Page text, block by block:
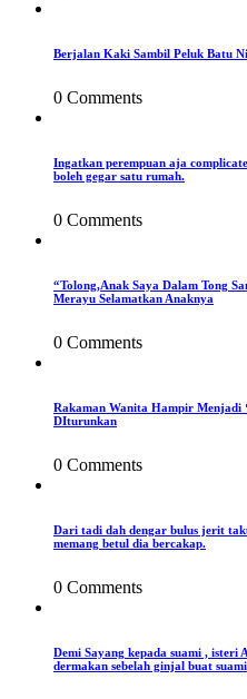
Berjalan Kaki Sambil Peluk Batu
0 Comments
Ingatkan perempuan aja
boleh gegar satu rumah.
0 Comments
“Tolong,Anak Saya Dalam Tong
Merayu Selamatkan Anaknya
0 Comments
Rakaman Wanita Hampir Menjadi
DIturunkan
0 Comments
Dari tadi dah dengar bulus jerit
memang betul dia bercakap.
0 Comments
Demi Sayang kepada suami , isteri
dermakan sebelah ginjal buat suami